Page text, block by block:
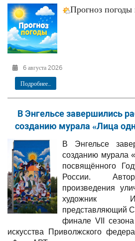
Прогноз погоды
6 августа 2026
Подробнее...
В Энгельсе завершились
созданию мурала «Лица
В Энгельсе
созданию мурала
посвящённого
России.
произведения
художник
представляющий
финале VII
искусства Приволжского